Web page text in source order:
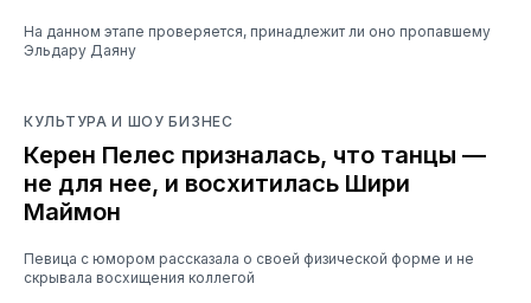
На данном этапе проверяется, принадлежит ли оно пропавшему
Эльдару Даяну
КУЛЬТУРА И ШОУ БИЗНЕС
Керен Пелес призналась, что танцы —
не для нее, и восхитилась Шири
Маймон
Певица с юмором рассказала о своей физической форме и не
скрывала восхищения коллегой